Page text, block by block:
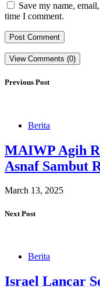
Save my name,
time I comment.
View Comments (0)
Previous Post
Berita
MAIWP Agih
Asnaf Sambut
March 13, 2025
Next Post
Berita
Israel Lancar